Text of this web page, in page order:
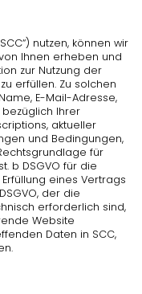
nutzen, können wir
Ihnen erheben und
zur Nutzung der
erfüllen. Zu solchen
E-Mail-Adresse,
Ihrer
aktueller
und Bedingungen,
für
b DSGVO für die
eines Vertrags
der die
erforderlich sind,
Website
Daten in SCC,